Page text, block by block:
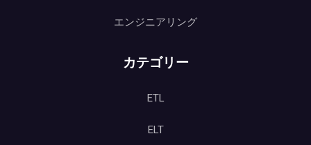
エンジニアリング
カテゴリー
ETL
ELT